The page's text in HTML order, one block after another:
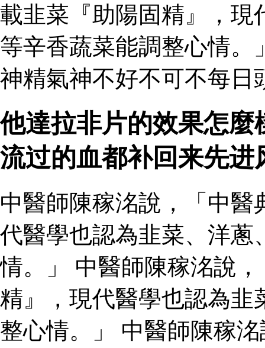
載韭菜『助陽固精』，現
等辛香蔬菜能調整心情。
神精氣神不好不可不每日
他達拉非片的效果怎
流过的血都补回来先进
中醫師陳稼洺說，「中
代醫學也認為韭菜、洋蔥
情。」 中醫師陳稼洺說
精』，現代醫學也認為韭
整心情。」 中醫師陳稼